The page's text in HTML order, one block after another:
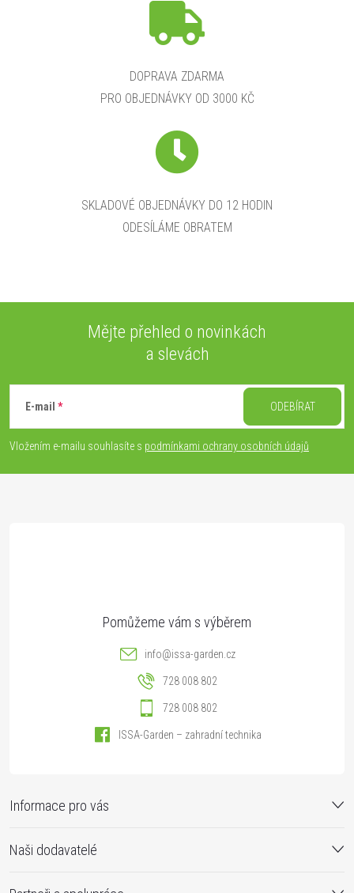
DOPRAVA ZDARMA
PRO OBJEDNÁVKY OD 3000 KČ
SKLADOVÉ OBJEDNÁVKY DO 12 HODIN
ODESÍLÁME OBRATEM
p
Mějte přehled o novinkách
a slevách
E-mail
Vložením e-mailu souhlasíte s podmínkami ochrany osobních údajů
ODEBÍRAT
Informace pro vás
info@issa-garden.cz
728 008 802
728 008 802
ISSA-Garden – zahradní technika
Naši dodavatelé